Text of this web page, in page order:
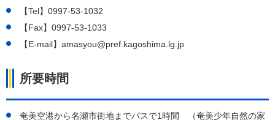
【Tel】0997-53-1032
【Fax】0997-53-1033
【E-mail】amasyou@pref.kagoshima.lg.jp
所要時間
奄美空港から名瀬市街地までバスで1時間 （奄美少年自然の家